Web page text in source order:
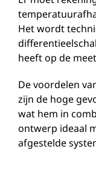
Het wordt
heeft op de
De voordelen
zijn de hoge
wat hem in
ontwerp ideaal
afgestelde